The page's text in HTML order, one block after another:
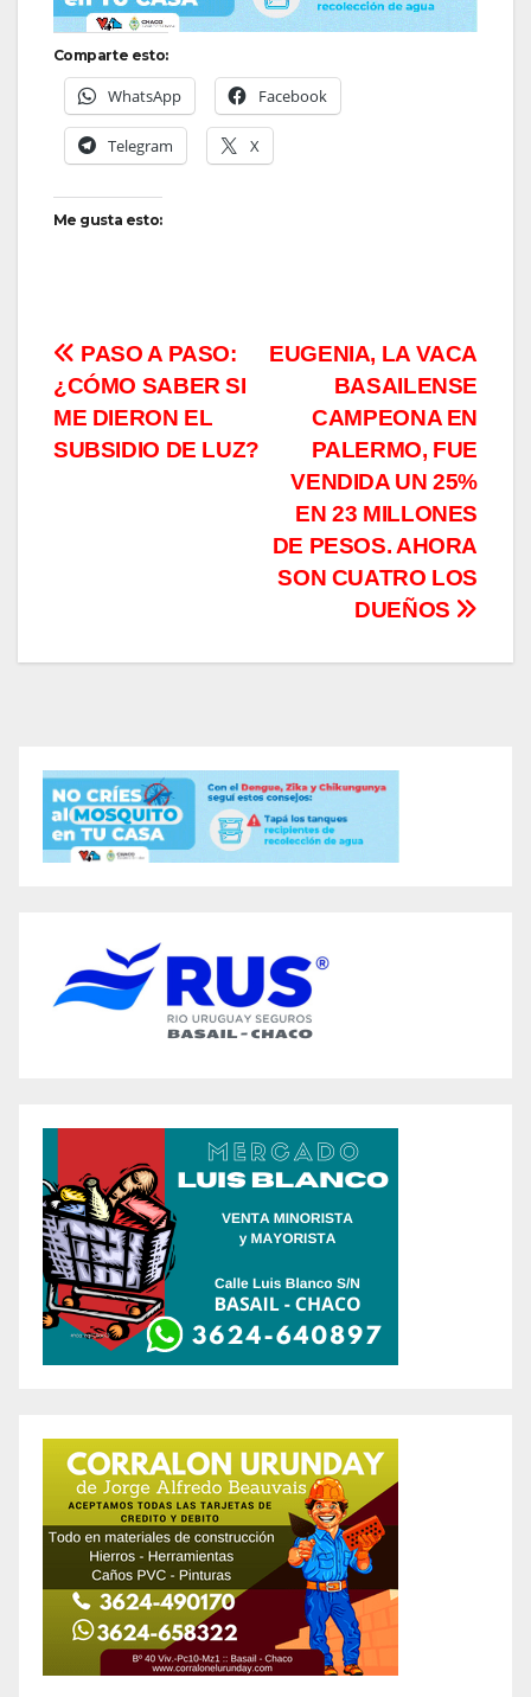
Comparte esto:
WhatsApp Facebook
Telegram X
Me gusta esto:
Navegación
de
entradas
EUGENIA, LA VACA
BASAILENSE
CAMPEONA EN
PALERMO, FUE
VENDIDA UN 25%
EN 23 MILLONES
DE PESOS. AHORA
SON CUATRO LOS
DUEÑOS
PASO A PASO:
¿CÓMO SABER SI
ME DIERON EL
SUBSIDIO DE LUZ?